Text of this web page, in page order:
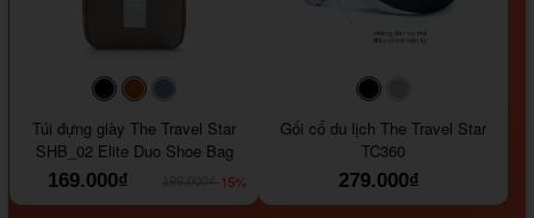
#000000#964B00
Túi đựng giày The Travel Star
SHB_02 Elite Duo Shoe Bag
169.000₫
-15%
#000000
Gối cổ du lịch The Travel Star
TC360
279.000₫